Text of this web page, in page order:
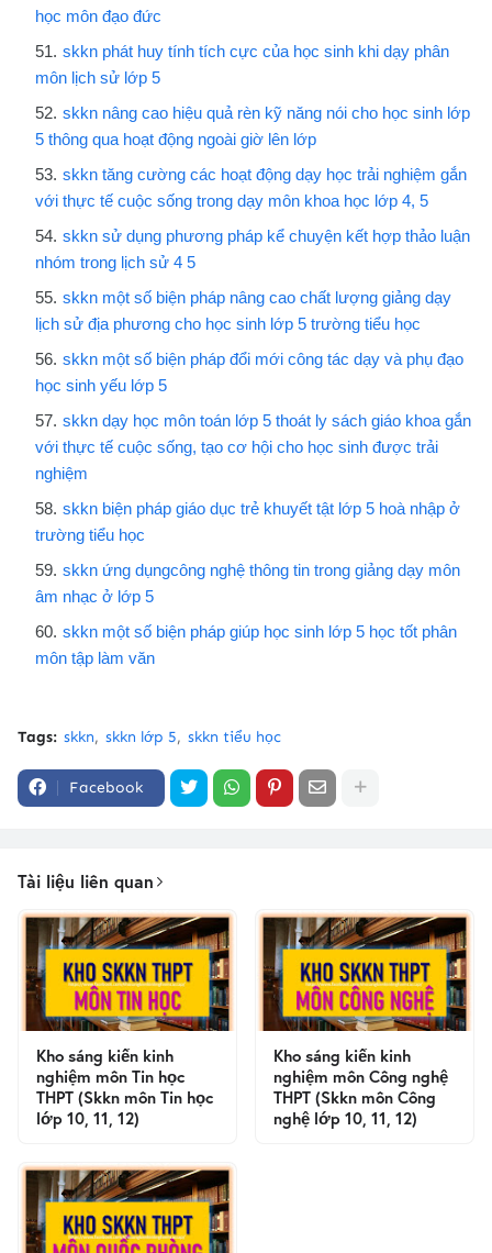
học môn đạo đức
skkn phát huy tính tích cực của học sinh khi dạy phân
môn lịch sử lớp 5
skkn nâng cao hiệu quả rèn kỹ năng nói cho học sinh lớp
5 thông qua hoạt động ngoài giờ lên lớp
skkn tăng cường các hoạt động dạy học trải nghiệm gắn
với thực tế cuộc sống trong dạy môn khoa học lớp 4, 5
skkn sử dụng phương pháp kể chuyện kết hợp thảo luận
nhóm trong lịch sử 4 5
skkn một số biện pháp nâng cao chất lượng giảng dạy
lịch sử địa phương cho học sinh lớp 5 trường tiểu học
skkn một số biện pháp đổi mới công tác dạy và phụ đạo
học sinh yếu lớp 5
skkn dạy học môn toán lớp 5 thoát ly sách giáo khoa gắn
với thực tế cuộc sống, tạo cơ hội cho học sinh được trải
nghiệm
skkn biện pháp giáo dục trẻ khuyết tật lớp 5 hoà nhập ở
trường tiểu học
skkn ứng dụngcông nghệ thông tin trong giảng dạy môn
âm nhạc ở lớp 5
skkn một số biện pháp giúp học sinh lớp 5 học tốt phân
môn tập làm văn
Tags: skkn skkn lớp 5 skkn tiểu học
Facebook
Tài liệu liên quan
Kho sáng kiến kinh
nghiệm môn Tin học
THPT (Skkn môn Tin học
lớp 10, 11, 12)
Kho sáng kiến kinh
nghiệm môn Công nghệ
THPT (Skkn môn Công
nghệ lớp 10, 11, 12)